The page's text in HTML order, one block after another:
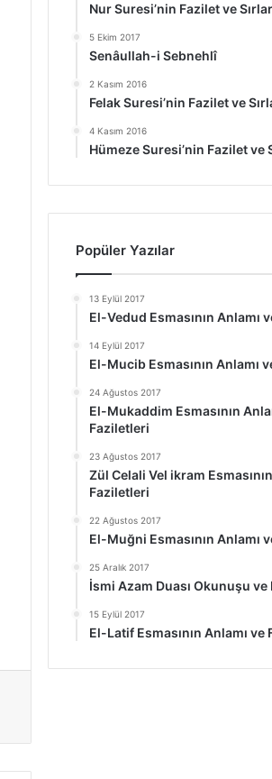
Nur Suresi’nin Fazilet ve
5 Ekim 2017
Senâullah-i Sebnehlî
2 Kasım 2016
Felak Suresi’nin Fazilet ve
4 Kasım 2016
Hümeze Suresi’nin Fazilet ve
Popüler Yazılar
13 Eylül 2017
El-Vedud Esmasının Anlamı
14 Eylül 2017
El-Mucib Esmasının Anlamı
24 Ağustos 2017
El-Mukaddim Esmasının
Faziletleri
23 Ağustos 2017
Zül Celali Vel ikram
Faziletleri
22 Ağustos 2017
El-Muğni Esmasının Anlamı
25 Aralık 2017
İsmi Azam Duası Okunuşu
15 Eylül 2017
El-Latif Esmasının Anlamı ve